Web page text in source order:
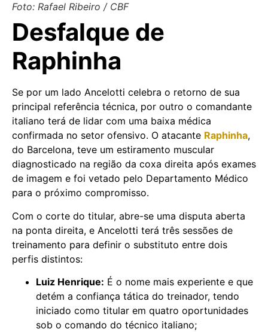
Foto: Rafael Ribeiro / CBF
Desfalque de
Raphinha
Se por um lado Ancelotti celebra o retorno de sua
principal referência técnica, por outro o comandante
italiano terá de lidar com uma baixa médica
confirmada no setor ofensivo. O atacante Raphinha,
do Barcelona, teve um estiramento muscular
diagnosticado na região da coxa direita após exames
de imagem e foi vetado pelo Departamento Médico
para o próximo compromisso.
Com o corte do titular, abre-se uma disputa aberta
na ponta direita, e Ancelotti terá três sessões de
treinamento para definir o substituto entre dois
perfis distintos:
Luiz Henrique: É o nome mais experiente e que
detém a confiança tática do treinador, tendo
iniciado como titular em quatro oportunidades
sob o comando do técnico italiano;